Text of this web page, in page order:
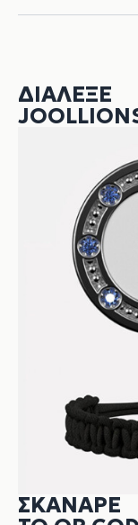
ΔΙΆΛΕΞΕ
ΣΚΆΝΑΡΕ